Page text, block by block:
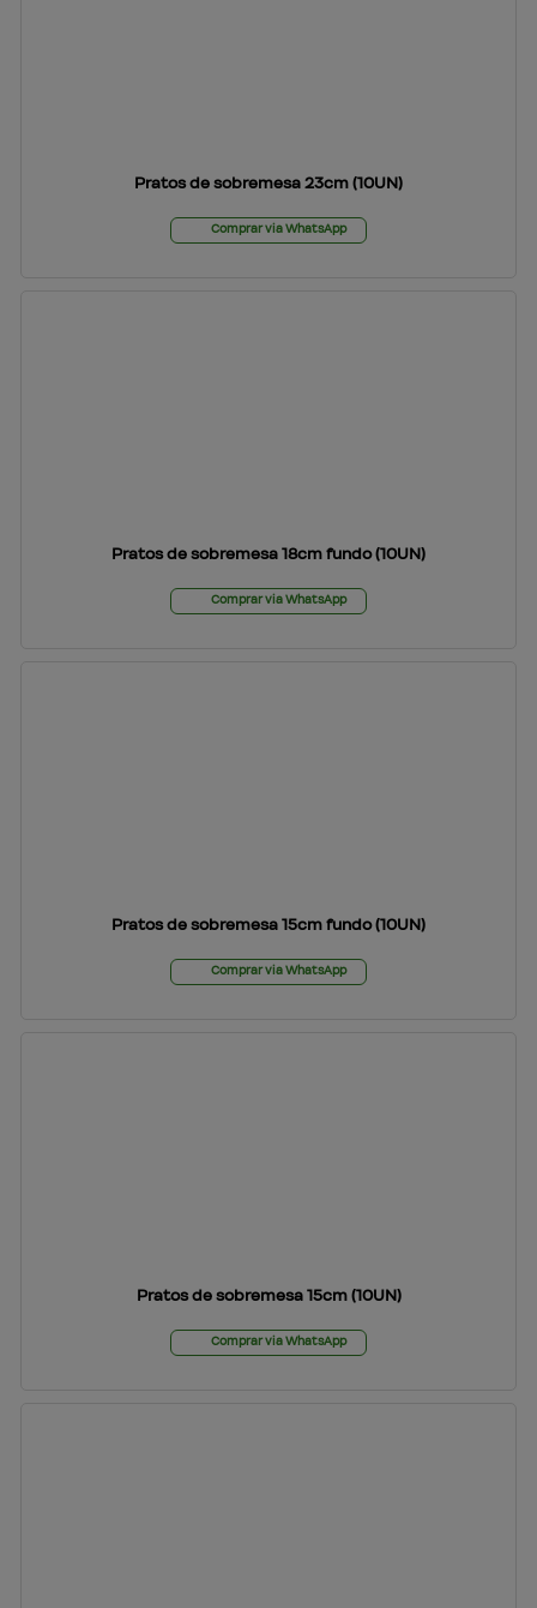
Pratos de sobremesa 23cm (10UN)
Comprar via WhatsApp
Pratos de sobremesa 18cm fundo (10UN)
Comprar via WhatsApp
Pratos de sobremesa 15cm fundo (10UN)
Comprar via WhatsApp
Pratos de sobremesa 15cm (10UN)
Comprar via WhatsApp